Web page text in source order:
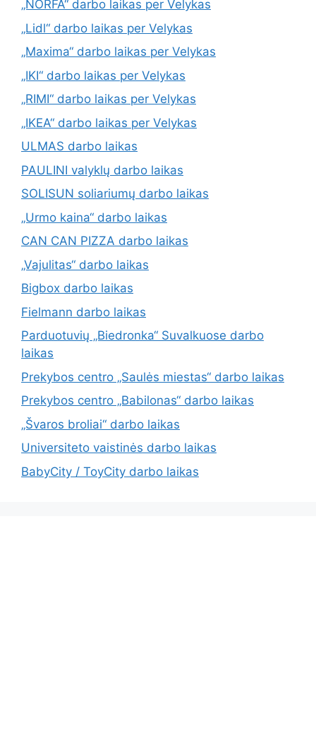
„NORFA“ darbo laikas per Velykas
„Lidl“ darbo laikas per Velykas
„Maxima“ darbo laikas per Velykas
„IKI“ darbo laikas per Velykas
„RIMI“ darbo laikas per Velykas
„IKEA“ darbo laikas per Velykas
ULMAS darbo laikas
PAULINI valyklų darbo laikas
SOLISUN soliariumų darbo laikas
„Urmo kaina“ darbo laikas
CAN CAN PIZZA darbo laikas
„Vajulitas“ darbo laikas
Bigbox darbo laikas
Fielmann darbo laikas
Parduotuvių „Biedronka“ Suvalkuose darbo
laikas
Prekybos centro „Saulės miestas“ darbo laikas
Prekybos centro „Babilonas“ darbo laikas
„Švaros broliai“ darbo laikas
Universiteto vaistinės darbo laikas
BabyCity / ToyCity darbo laikas